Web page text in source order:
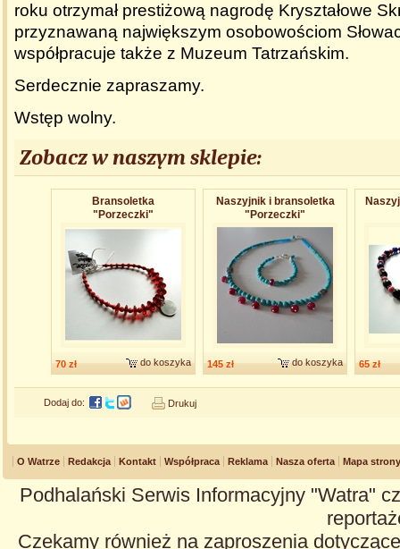
roku otrzymał prestiżową nagrodę Kryształowe
przyznawaną największym osobowościom
współpracuje także z Muzeum Tatrzańskim.
Serdecznie zapraszamy.
Wstęp wolny.
Zobacz w naszym sklepie:
Bransoletk​a
"Porzeczki"
70 zł do koszyka
Naszyjnik i bransoletka
"Porzeczki"
145 zł do koszyka 65 zł
Dodaj do: Drukuj
O Watrze Redakcja Kontakt Współpraca Reklama Nasza oferta Mapa strony
Podhalański Serwis Informacyjny "Watra"
Czekamy również na zaproszenia